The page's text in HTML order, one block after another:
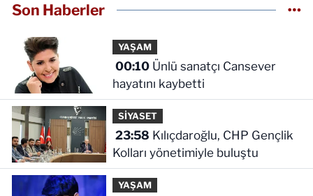
Son Haberler
YAŞAM
00:10Ünlü sanatçı Cansever
hayatını kaybetti
SİYASET
23:58
Kolları yönetimiyle buluştu
YAŞAM